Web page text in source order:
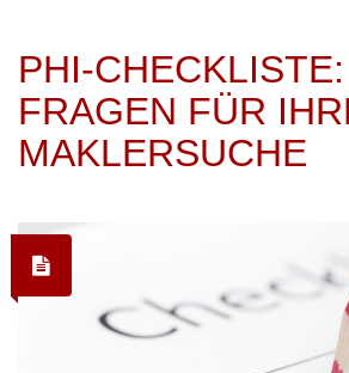
PHI-
FRAGEN FÜR
MAKLERSUCHE